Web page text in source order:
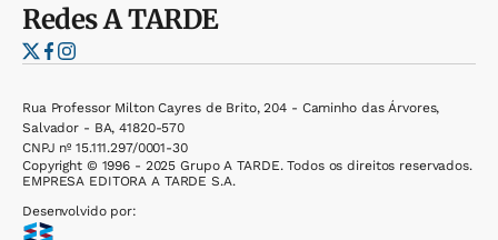
RedesA TARDE
Rua Professor Milton Cayres de Brito, 204 - Caminho das Árvores,
Salvador - BA, 41820-570
CNPJ nº 15.111.297/0001-30
Copyright © 1996 - 2025 Grupo A TARDE. Todos os direitos reservados.
EMPRESA EDITORA A TARDE S.A.
Desenvolvido por: